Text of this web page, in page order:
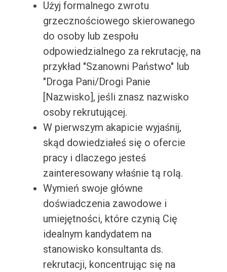
Użyj formalnego zwrotu
grzecznościowego skierowanego
do osoby lub zespołu
odpowiedzialnego za rekrutację, na
przykład "Szanowni Państwo" lub
"Droga Pani/Drogi Panie
[Nazwisko], jeśli znasz nazwisko
osoby rekrutującej.
W pierwszym akapicie wyjaśnij,
skąd dowiedziałeś się o ofercie
pracy i dlaczego jesteś
zainteresowany właśnie tą rolą.
Wymień swoje główne
doświadczenia zawodowe i
umiejętności, które czynią Cię
idealnym kandydatem na
stanowisko konsultanta ds.
rekrutacji, koncentrując się na